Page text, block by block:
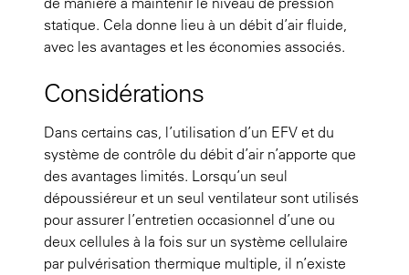
statique. Cela donne lieu à un débit d’air fluide,
avec les avantages et les économies associés.
Considérations
Dans certains cas, l’utilisation d’un EFV et du
système de contrôle du débit d’air n’apporte que
des avantages limités. Lorsqu’un seul
dépoussiéreur et un seul ventilateur sont utilisés
pour assurer l’entretien occasionnel d’une ou
deux cellules à la fois sur un système cellulaire
par pulvérisation thermique multiple, il n’existe